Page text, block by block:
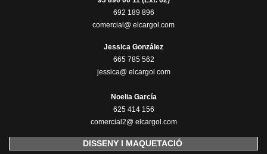
692 189 896
comercial@ elcargol.com
Jessica González
665 785 562
jessica@ elcargol.com
Noelia García
625 414 156
comercial2@ elcargol.com
DISSENY I MAQUETACIÓ